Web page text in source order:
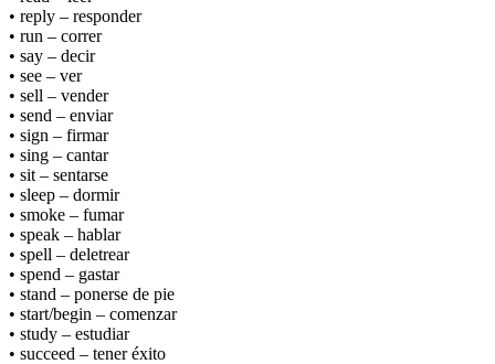
• reply – responder
• run – correr
• say – decir
• see – ver
• sell – vender
• send – enviar
• sign – firmar
• sing – cantar
• sit – sentarse
• sleep – dormir
• smoke – fumar
• speak – hablar
• spell – deletrear
• spend – gastar
• stand – ponerse de pie
• start/begin – comenzar
• study – estudiar
• succeed – tener éxito